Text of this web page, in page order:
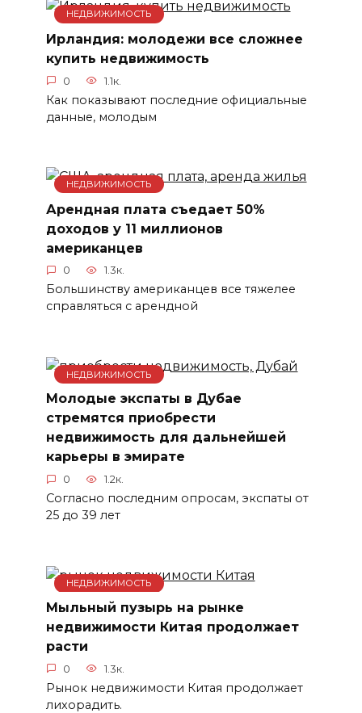
НЕДВИЖИМОСТЬ
Ирландия: молодежи все сложнее
купить недвижимость
0 1.1к.
Как показывают последние официальные
данные, молодым
НЕДВИЖИМОСТЬ
Арендная плата съедает 50%
доходов у 11 миллионов
американцев
0 1.3к.
Большинству американцев все тяжелее
справляться с арендной
НЕДВИЖИМОСТЬ
Молодые экспаты в Дубае
стремятся приобрести
недвижимость для дальнейшей
карьеры в эмирате
0 1.2к.
Согласно последним опросам, экспаты от
25 до 39 лет
НЕДВИЖИМОСТЬ
Мыльный пузырь на рынке
недвижимости Китая продолжает
расти
0 1.3к.
Рынок недвижимости Китая продолжает
лихорадить.